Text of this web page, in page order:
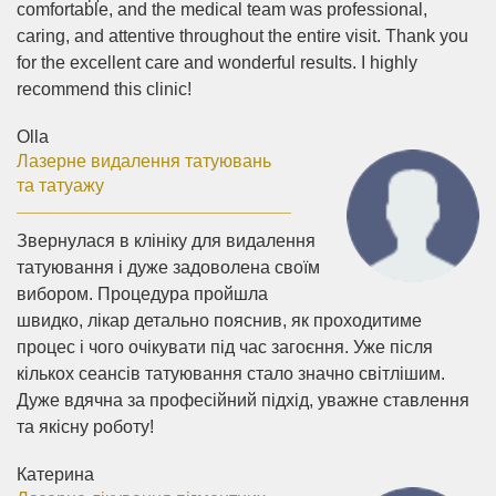
comfortable, and the medical team was professional,
caring, and attentive throughout the entire visit. Thank you
for the excellent care and wonderful results. I highly
recommend this clinic!
Olla
Лазерне видалення татуювань
та татуажу
Звернулася в клініку для видалення
татуювання і дуже задоволена своїм
вибором. Процедура пройшла
швидко, лікар детально пояснив, як проходитиме
процес і чого очікувати під час загоєння. Уже після
кількох сеансів татуювання стало значно світлішим.
Дуже вдячна за професійний підхід, уважне ставлення
та якісну роботу!
Катерина